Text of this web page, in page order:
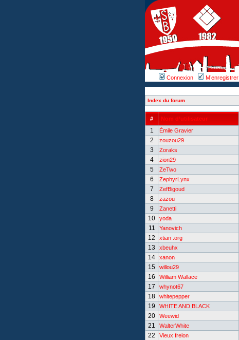
Connexion M’enregistrer
Index du forum
# Nom d’utilisateur
1 Émile Gravier
2
zouzou29
3
Zoraks
4
zion29
5
ZeTwo
6
ZephyrLynx
7
ZefBigoud
8
zazou
9
Zanetti
10
yoda
11
Yanovich
12
xtian .org
13
xbeuhx
14
xanon
15
willou29
16
William Wallace
17
whynot67
18
whitepepper
19
WHITE AND BLACK
20
Weewid
21
WalterWhite
22
Vieux frelon